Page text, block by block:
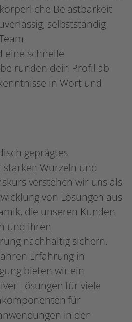
Belastbarkeit
selbstständig
eine schnelle
runden dein Profil ab
in Wort und
geprägtes
Wurzeln und
verstehen wir uns als
von Lösungen aus
die unseren Kunden
und ihren
nachhaltig sichern.
Erfahrung in
bieten wir ein
Lösungen für viele
für
in der